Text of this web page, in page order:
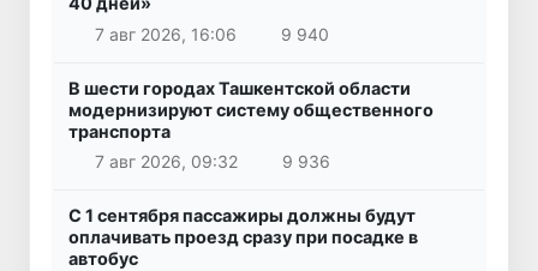
7 авг 2026, 16:06
9 940
В шести городах Ташкентской области
модернизируют систему общественного
транспорта
7 авг 2026, 09:32
9 936
С 1 сентября пассажиры должны будут
оплачивать проезд сразу при посадке в
автобус